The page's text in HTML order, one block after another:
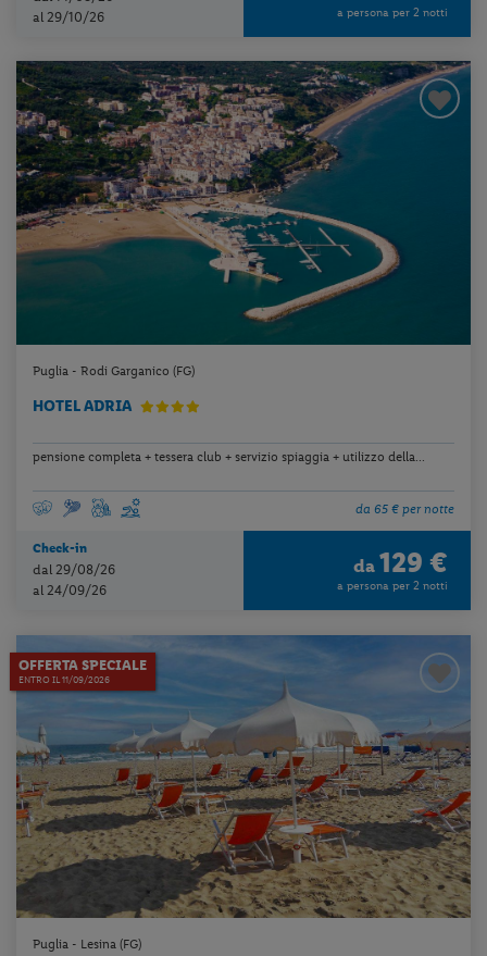
al 29/10/26
a persona per 2 notti
Puglia - Rodi Garganico (FG)
HOTEL ADRIA
pensione completa + tessera club + servizio spiaggia + utilizzo della...
da 65 € per notte
Check-in
dal 29/08/26
al 24/09/26
da 129 €
a persona per 2 notti
OFFERTA SPECIALE
ENTRO IL 11/09/2026
Puglia - Lesina (FG)